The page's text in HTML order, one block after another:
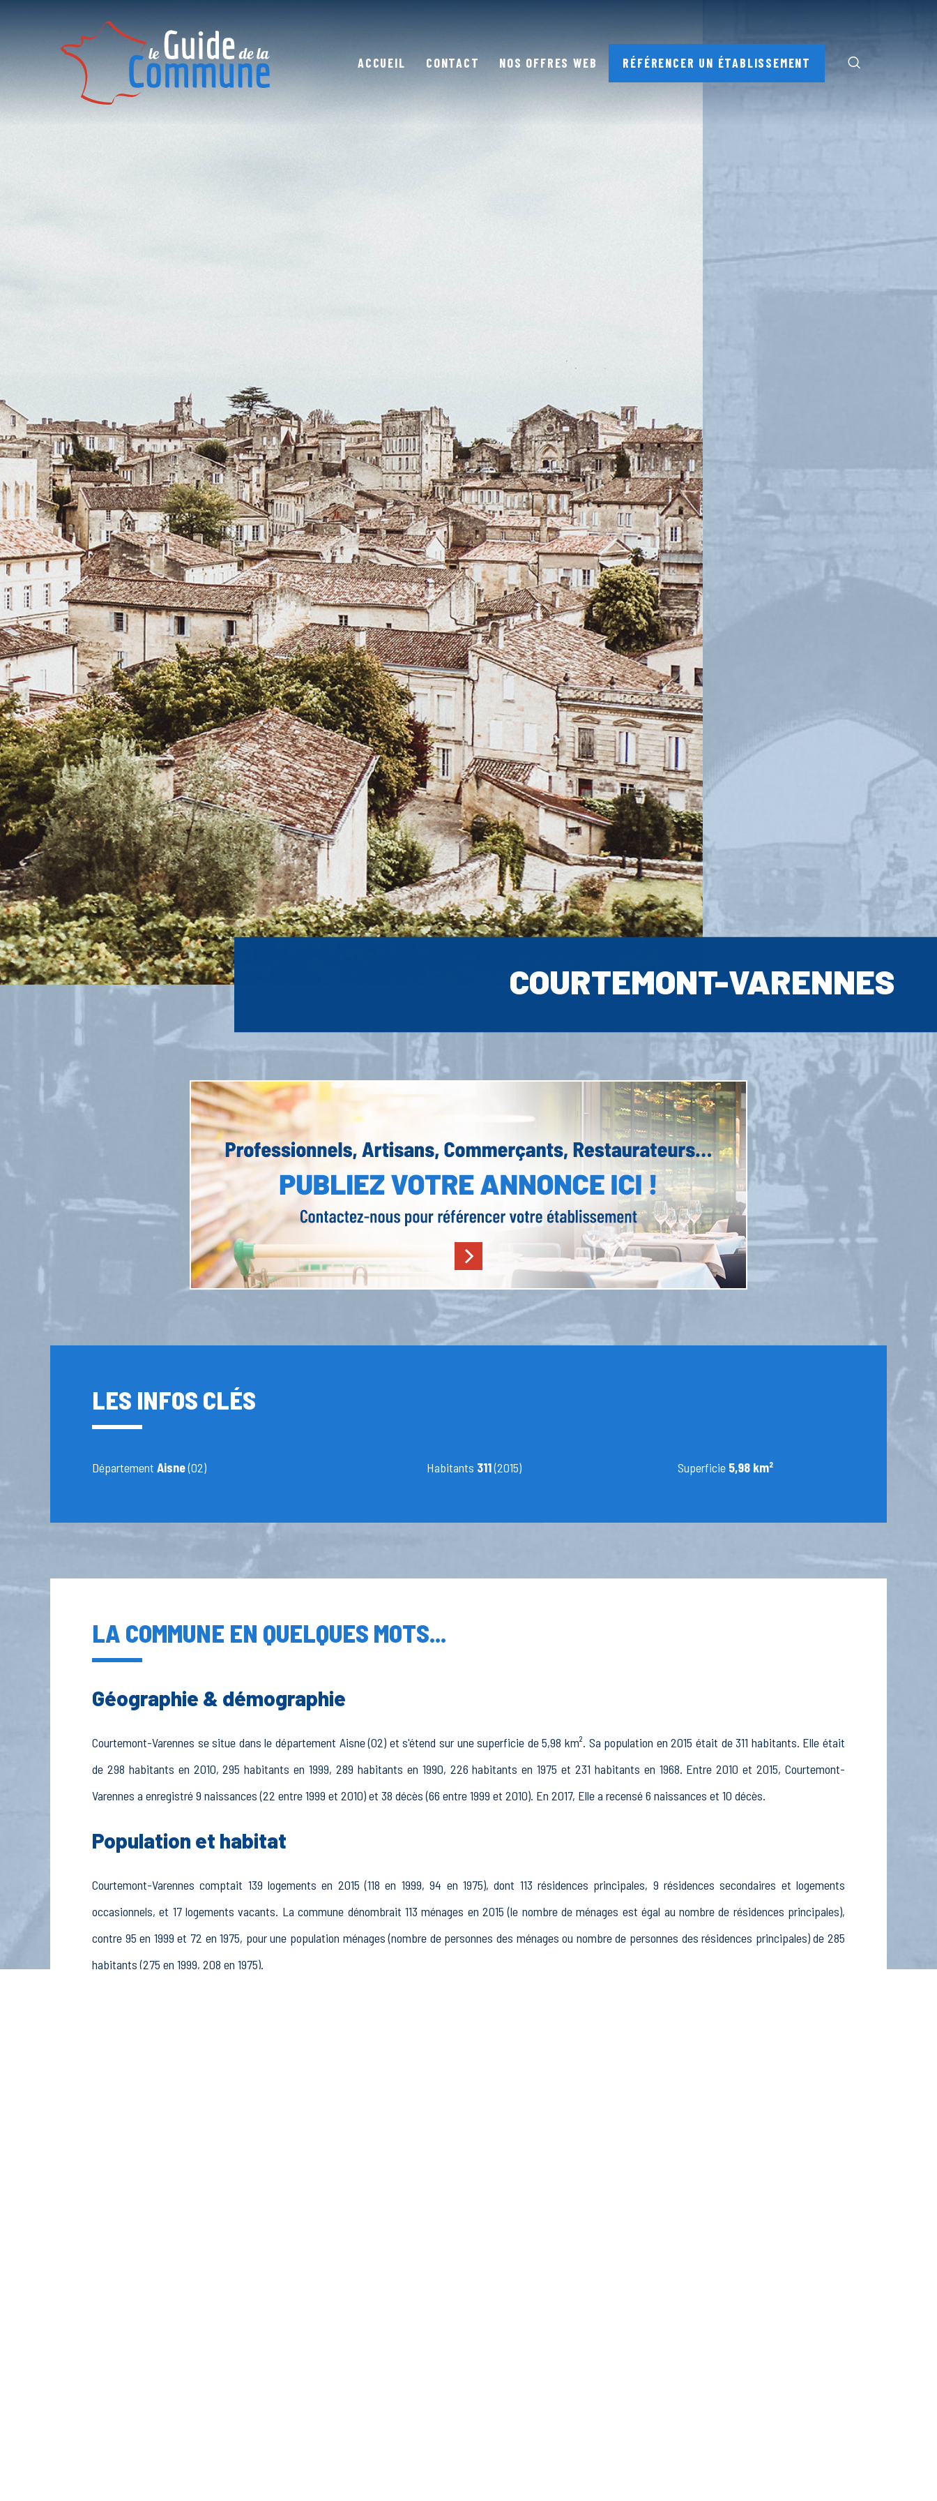
ACCUEIL CONTACT NOS OFFRES WEB RÉFÉRENCER UN ÉTABLISSEMENT
COURTEMONT-VARENNES
LES INFOS CLÉS
Département Aisne(02) Habitants 311(2015) Superficie 5,98 km²
LA COMMUNE EN QUELQUES MOTS...
Géographie & démographie
Courtemont-Varennes se situe dans le département Aisne (02) et s'étend sur une superficie de 5,98 km². Sa population en 2015 était de 311 habitants. Elle était
de 298 habitants en 2010, 295 habitants en 1999, 289 habitants en 1990, 226 habitants en 1975 et 231 habitants en 1968. Entre 2010 et 2015, Courtemont-
Varennes a enregistré 9 naissances (22 entre 1999 et 2010) et 38 décès (66 entre 1999 et 2010). En 2017, Elle a recensé 6 naissances et 10 décès.
Population et habitat
Courtemont-Varennes comptait 139 logements en 2015 (118 en 1999, 94 en 1975), dont 113 résidences principales, 9 résidences secondaires et logements
occasionnels, et 17 logements vacants. La commune dénombrait 113 ménages en 2015 (le nombre de ménages est égal au nombre de résidences principales),
contre 95 en 1999 et 72 en 1975, pour une population ménages (nombre de personnes des ménages ou nombre de personnes des résidences principales) de 285
habitants (275 en 1999, 208 en 1975).